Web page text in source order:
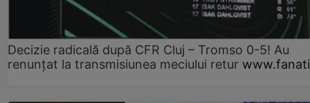
Decizie radicală după CFR Cluj – Tromso 0-5! Au
renunțat la transmisiunea meciului retur